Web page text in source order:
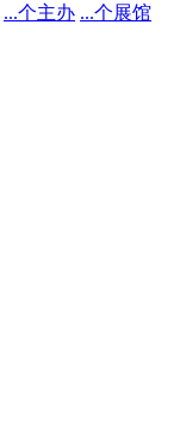
...个主办 ...个展馆